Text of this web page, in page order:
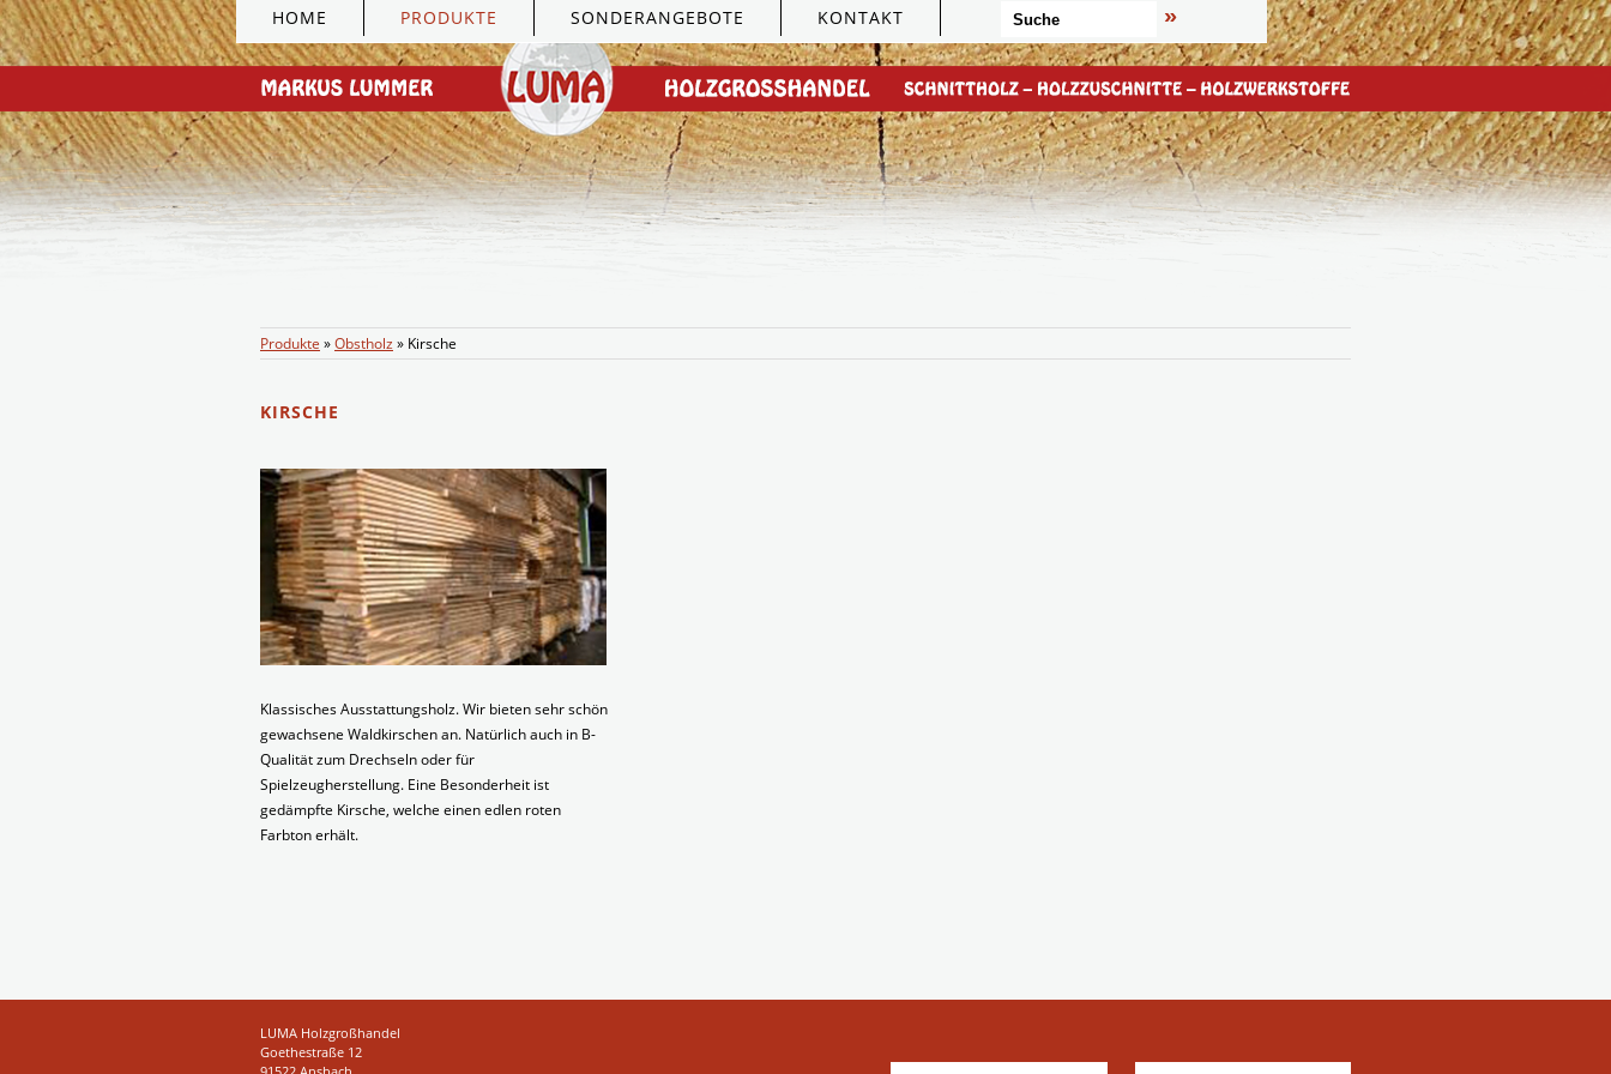
HOME PRODUKTE SONDERANGEBOTE KONTAKT
Produkte »Obstholz» Kirsche
KIRSCHE
Klassisches Ausstattungsholz. Wir bieten sehr schön
gewachsene Waldkirschen an. Natürlich auch in B-
Qualität zum Drechseln oder für
Spielzeugherstellung. Eine Besonderheit ist
gedämpfte Kirsche, welche einen edlen roten
Farbton erhält.
LUMA Holzgroßhandel
Goethestraße 12